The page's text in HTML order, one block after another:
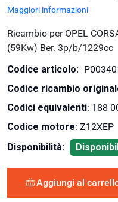
Maggiori informazioni
Ricambio per OPEL
(59Kw) Ber. 3p/b/1229cc
Codice articolo:
Codice ricambio
Codici equivalenti: 188
Codice motore: Z12XEP
Disponibilità:
Aggiungi al